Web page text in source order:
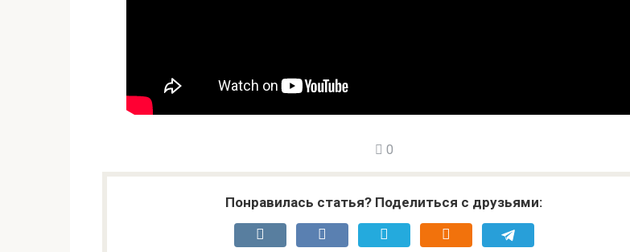
0
Понравилась статья? Поделиться с друзьями: